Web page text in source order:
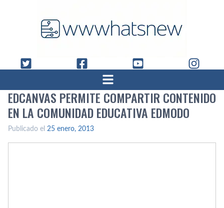
EDCANVAS PERMITE COMPARTIR CONTENIDO
EN LA COMUNIDAD EDUCATIVA EDMODO
Publicado el 25 enero, 2013